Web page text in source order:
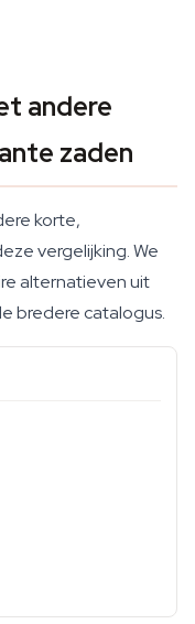
andere
zaden
korte,
vergelijking. We
alternatieven uit
bredere catalogus.